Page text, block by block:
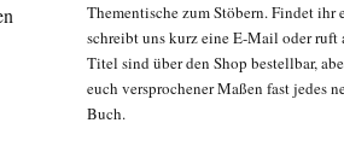
Thementische zum Stöbern. Findet ihr
schreibt uns kurz eine E-Mail oder ruft
Titel sind über den Shop bestellbar,
euch versprochener Maßen fast jedes
Buch.